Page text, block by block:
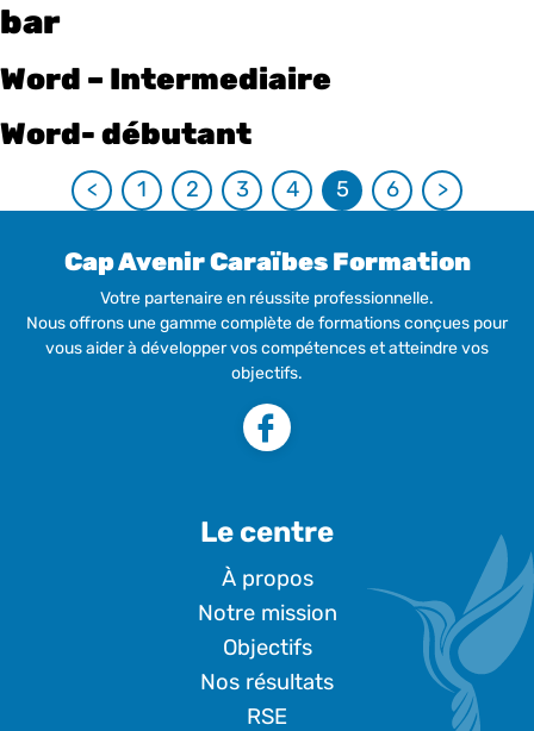
bar
Word – Intermediaire
Word- débutant
< 1 2 3 4 5 6 >
Cap Avenir Caraïbes Formation
Votre partenaire en réussite professionnelle.
Nous offrons une gamme complète de formations conçues pour
vous aider à développer vos compétences et atteindre vos
objectifs.
Le centre
À propos
Notre mission
Objectifs
Nos résultats
RSE